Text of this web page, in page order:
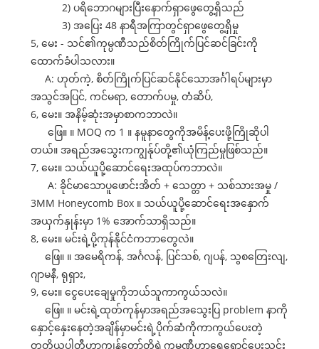
2) ပရိဘောဂများပြီးနောက်ရှာဖွေတွေ့ရှိသည်
3) အပြေး 48 နာရီအကြာတွင်ရှာဖွေတွေ့ရှိမှု
5, မေး - သင်၏ကုမ္ပဏီသည်စိတ်ကြိုက်ပြင်ဆင်ခြင်းကို
ထောက်ခံပါသလား။
A: ဟုတ်ကဲ့, စိတ်ကြိုက်ပြင်ဆင်နိုင်သောအင်္ဂါရပ်များမှာ
အသွင်အပြင်, ကင်မရာ, တောက်ပမှု, တံဆိပ်,
6, မေး။ အနိမ့်ဆုံးအမှာစာကဘာလဲ။
ဖြေ။ ။ MOQ က 1 ။ နမူနာတွေကိုအမိန့်ပေးဖို့ကြိုဆိုပါ
တယ်။ အရည်အသွေးကကျွန်ုပ်တို့၏ယုံကြည်မှုဖြစ်သည်။
7, မေး။ သယ်ယူပို့ဆောင်ရေးအထုပ်ကဘာလဲ။
A: ခိုင်မာသောပူဖောင်းအိတ် + သေတ္တာ + သစ်သားအမှု /
3MM Honeycomb Box ။ သယ်ယူပို့ဆောင်ရေးအနှောက်
အယှက်နှုန်းမှာ 1% အောက်သာရှိသည်။
8, မေး။ မင်းရဲ့ပို့ကုန်နိုင်ငံကဘာတွေလဲ။
ဖြေ။ ။ အမေရိကန်, အင်္ဂလန်, ပြင်သစ်, ဂျပန်, သွစတြေးလျ,
ဂျာမနီ, ရုရှား,
9, မေး။ ငွေပေးချေမှုကိုဘယ်သူကာကွယ်သလဲ။
ဖြေ။ ။ မင်းရဲ့ထုတ်ကုန်မှာအရည်အသွေးပြ problem နာကို
နှောင့်နှေးနေတဲ့အချိန်မှာမင်းရဲ့ပိုက်ဆံကိုကာကွယ်ပေးတဲ့
တတိယပါတီဟာကျွန်တော်တို့ရဲ့ကုမ္ပဏီဟာရွှေရောင်ပေးသွင်း